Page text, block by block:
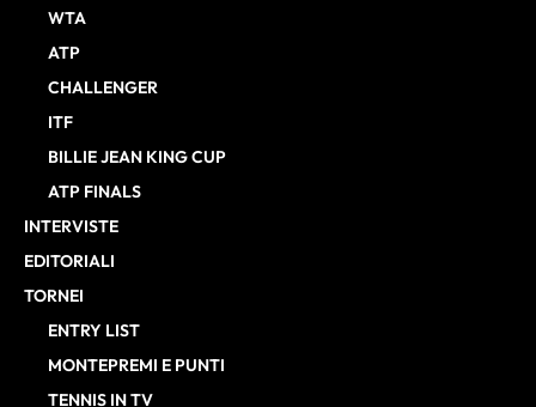
WTA
ATP
CHALLENGER
ITF
BILLIE JEAN KING CUP
ATP FINALS
INTERVISTE
EDITORIALI
TORNEI
ENTRY LIST
MONTEPREMI E PUNTI
TENNIS IN TV